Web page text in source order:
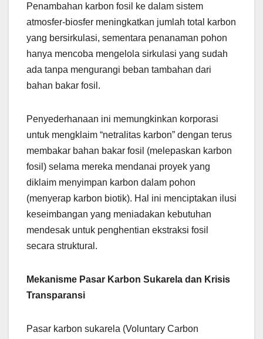
Penambahan karbon fosil ke dalam sistem
atmosfer-biosfer meningkatkan jumlah total karbon
yang bersirkulasi, sementara penanaman pohon
hanya mencoba mengelola sirkulasi yang sudah
ada tanpa mengurangi beban tambahan dari
bahan bakar fosil.
Penyederhanaan ini memungkinkan korporasi
untuk mengklaim “netralitas karbon” dengan terus
membakar bahan bakar fosil (melepaskan karbon
fosil) selama mereka mendanai proyek yang
diklaim menyimpan karbon dalam pohon
(menyerap karbon biotik). Hal ini menciptakan ilusi
keseimbangan yang meniadakan kebutuhan
mendesak untuk penghentian ekstraksi fosil
secara struktural.
Mekanisme Pasar Karbon Sukarela dan Krisis
Transparansi
Pasar karbon sukarela (Voluntary Carbon